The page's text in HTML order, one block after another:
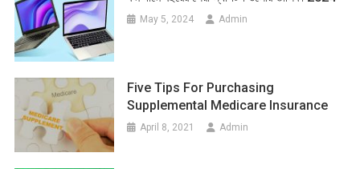
May 5, 2024 Admin
Five Tips For Purchasing
Supplemental Medicare Insurance
April 8, 2021 Admin